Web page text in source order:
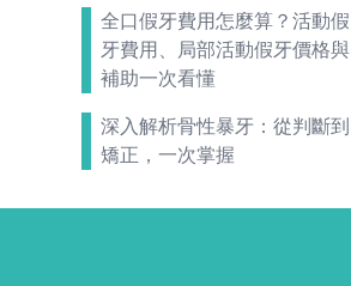
全口假牙費用怎麼算？活動假
牙費用、局部活動假牙價格與
補助一次看懂
深入解析骨性暴牙：從判斷到
矯正，一次掌握